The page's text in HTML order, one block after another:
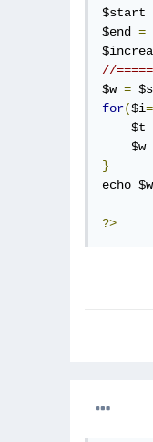
$start
$end =
//
$w =
for($i=
    $t
    $w
}
echo $w
?>